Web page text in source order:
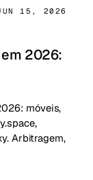
15, 2026
2026:
móveis,
Arbitragem,